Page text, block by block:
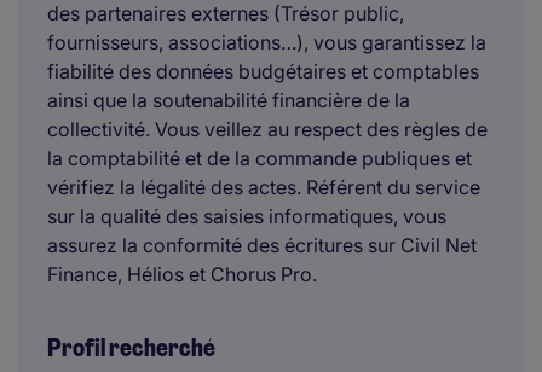
des partenaires externes (Trésor public,
fournisseurs, associations…), vous garantissez la
fiabilité des données budgétaires et comptables
ainsi que la soutenabilité financière de la
collectivité. Vous veillez au respect des règles de
la comptabilité et de la commande publiques et
vérifiez la légalité des actes. Référent du service
sur la qualité des saisies informatiques, vous
assurez la conformité des écritures sur Civil Net
Finance, Hélios et Chorus Pro.
Profil recherché